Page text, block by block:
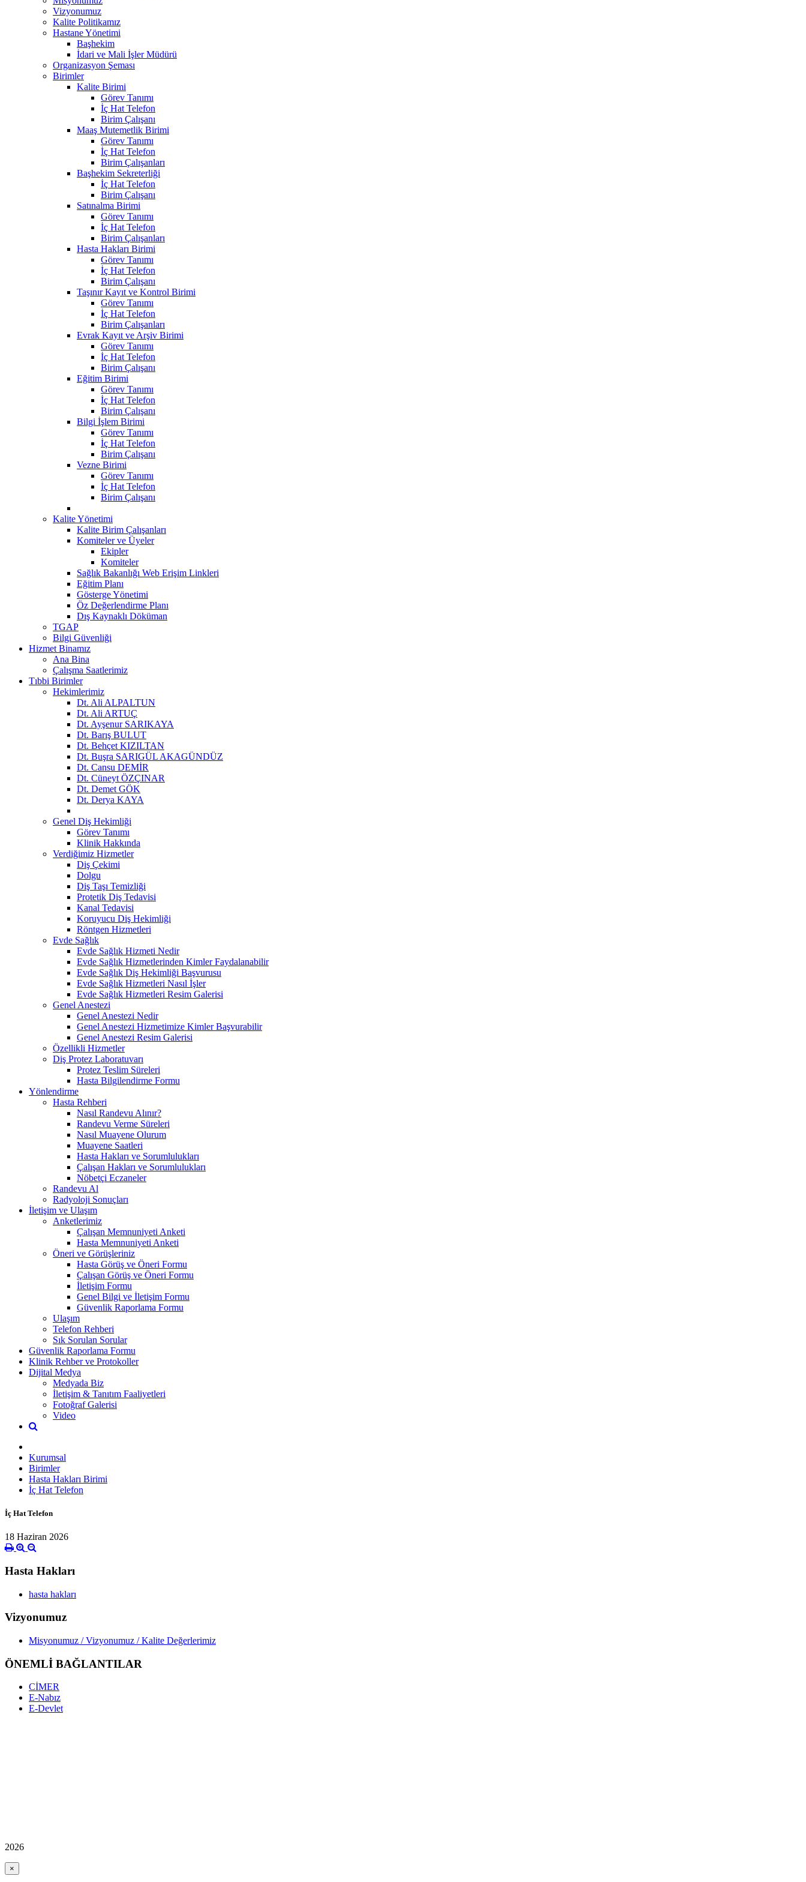
Vizyonumuz
Kalite Politikamız
Hastane Yönetimi
Başhekim
İdari ve Mali İşler Müdürü
Organizasyon Şeması
Birimler
Kalite Birimi
Görev Tanımı
İç Hat Telefon
Birim Çalışanı
Maaş Mutemetlik Birimi
Görev Tanımı
İç Hat Telefon
Birim Çalışanları
Başhekim Sekreterliği
İç Hat Telefon
Birim Çalışanı
Satınalma Birimi
Görev Tanımı
İç Hat Telefon
Birim Çalışanları
Hasta Hakları Birimi
Görev Tanımı
İç Hat Telefon
Birim Çalışanı
Taşınır Kayıt ve Kontrol Birimi
Görev Tanımı
İç Hat Telefon
Birim Çalışanları
Evrak Kayıt ve Arşiv Birimi
Görev Tanımı
İç Hat Telefon
Birim Çalışanı
Eğitim Birimi
Görev Tanımı
İç Hat Telefon
Birim Çalışanı
Bilgi İşlem Birimi
Görev Tanımı
İç Hat Telefon
Birim Çalışanı
Vezne Birimi
Görev Tanımı
İç Hat Telefon
Birim Çalışanı
Kalite Yönetimi
Kalite Birim Çalışanları
Komiteler ve Üyeler
Ekipler
Komiteler
Sağlık Bakanlığı Web Erişim Linkleri
Eğitim Planı
Gösterge Yönetimi
Öz Değerlendirme Planı
Dış Kaynaklı Döküman
TGAP
Bilgi Güvenliği
Hizmet Binamız
Ana Bina
Çalışma Saatlerimiz
Tıbbi Birimler
Hekimlerimiz
Dt. Ali ALPALTUN
Dt. Ali ARTUÇ
Dt. Ayşenur SARIKAYA
Dt. Barış BULUT
Dt. Behçet KIZILTAN
Dt. Buşra SARIGÜL AKAGÜNDÜZ
Dt. Cansu DEMİR
Dt. Cüneyt ÖZÇINAR
Dt. Demet GÖK
Dt. Derya KAYA
Genel Diş Hekimliği
Görev Tanımı
Klinik Hakkında
Verdiğimiz Hizmetler
Diş Çekimi
Dolgu
Diş Taşı Temizliği
Protetik Diş Tedavisi
Kanal Tedavisi
Koruyucu Diş Hekimliği
Röntgen Hizmetleri
Evde Sağlık
Evde Sağlık Hizmeti Nedir
Evde Sağlık Hizmetlerinden Kimler Faydalanabilir
Evde Sağlık Diş Hekimliği Başvurusu
Evde Sağlık Hizmetleri Nasıl İşler
Evde Sağlık Hizmetleri Resim Galerisi
Genel Anestezi
Genel Anestezi Nedir
Genel Anestezi Hizmetimize Kimler Başvurabilir
Genel Anestezi Resim Galerisi
Özellikli Hizmetler
Diş Protez Laboratuvarı
Protez Teslim Süreleri
Hasta Bilgilendirme Formu
Yönlendirme
Hasta Rehberi
Nasıl Randevu Alınır?
Randevu Verme Süreleri
Nasıl Muayene Olurum
Muayene Saatleri
Hasta Hakları ve Sorumlulukları
Çalışan Hakları ve Sorumlulukları
Nöbetçi Eczaneler
Randevu Al
Radyoloji Sonuçları
İletişim ve Ulaşım
Anketlerimiz
Çalışan Memnuniyeti Anketi
Hasta Memnuniyeti Anketi
Öneri ve Görüşleriniz
Hasta Görüş ve Öneri Formu
Çalışan Görüş ve Öneri Formu
İletişim Formu
Genel Bilgi ve İletişim Formu
Güvenlik Raporlama Formu
Ulaşım
Telefon Rehberi
Sık Sorulan Sorular
Güvenlik Raporlama Formu
Klinik Rehber ve Protokoller
Dijital Medya
Medyada Biz
İletişim & Tanıtım Faaliyetleri
Fotoğraf Galerisi
Video
Kurumsal
Birimler
Hasta Hakları Birimi
İç Hat Telefon
İç Hat Telefon
18 Haziran 2026
Hasta Hakları
hasta hakları
Vizyonumuz
Misyonumuz / Vizyonumuz / Kalite Değerlerimiz
ÖNEMLİ BAĞLANTILAR
CİMER
E-Nabız
E-Devlet
2026
×